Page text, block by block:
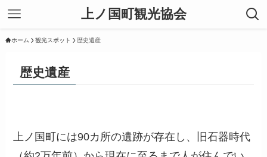
上ノ国町観光協会
ホーム 観光スポット 歴史遺産
歴史遺産
上ノ国町には90カ所の遺跡が存在し、旧石器時代